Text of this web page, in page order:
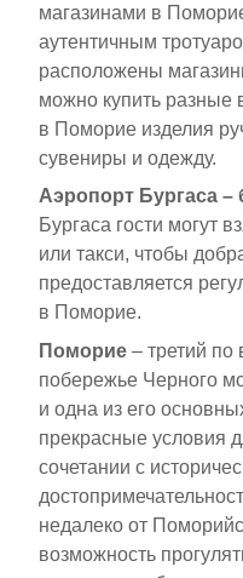
магазинами в
аутентичным
расположены
можно купить разные
в Поморие изделия
сувениры и одежду.
Аэропорт Бургаса
Бургаса гости могут
или такси, чтобы
предоставляется
в Поморие.
Поморие – третий по
побережье Черного
и одна из его
прекрасные условия
сочетании с
недалеко от
возможность